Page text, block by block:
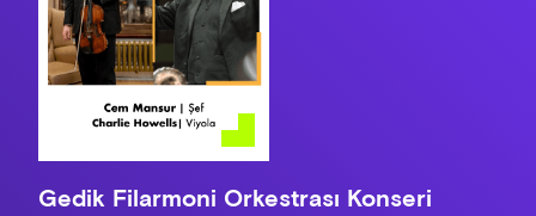
Gedik Filarmoni Orkestrası Konseri